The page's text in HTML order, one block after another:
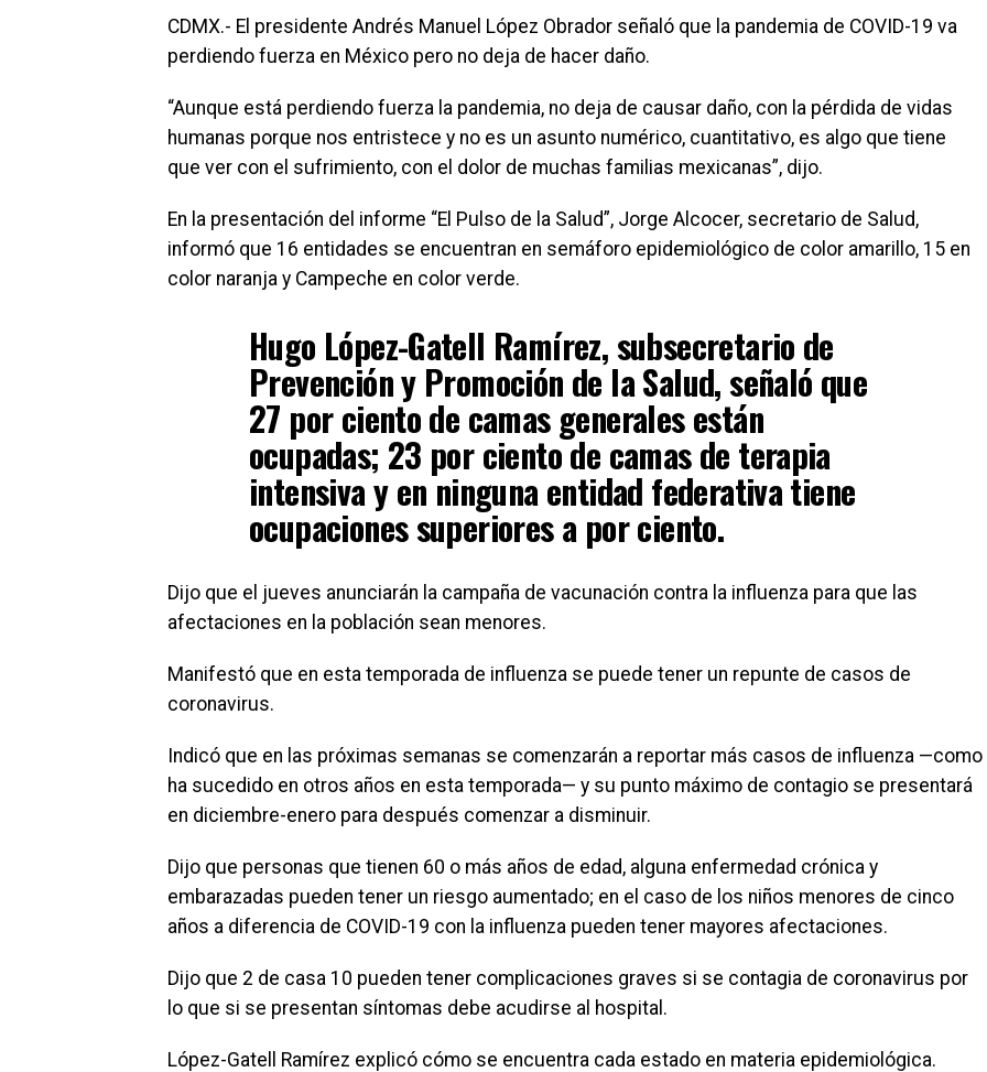
CDMX.- El presidente Andrés Manuel López Obrador señaló que la pandemia de COVID-19 va
perdiendo fuerza en México pero no deja de hacer daño.
“Aunque está perdiendo fuerza la pandemia, no deja de causar daño, con la pérdida de vidas
humanas porque nos entristece y no es un asunto numérico, cuantitativo, es algo que tiene
que ver con el sufrimiento, con el dolor de muchas familias mexicanas”, dijo.
En la presentación del informe “El Pulso de la Salud”, Jorge Alcocer, secretario de Salud,
informó que 16 entidades se encuentran en semáforo epidemiológico de color amarillo, 15 en
color naranja y Campeche en color verde.
Hugo López-Gatell Ramírez, subsecretario de
Prevención y Promoción de la Salud, señaló que
27 por ciento de camas generales están
ocupadas; 23 por ciento de camas de terapia
intensiva y en ninguna entidad federativa tiene
ocupaciones superiores a por ciento.
Dijo que el jueves anunciarán la campaña de vacunación contra la influenza para que las
afectaciones en la población sean menores.
Manifestó que en esta temporada de influenza se puede tener un repunte de casos de
coronavirus.
Indicó que en las próximas semanas se comenzarán a reportar más casos de influenza —como
ha sucedido en otros años en esta temporada— y su punto máximo de contagio se presentará
en diciembre-enero para después comenzar a disminuir.
Dijo que personas que tienen 60 o más años de edad, alguna enfermedad crónica y
embarazadas pueden tener un riesgo aumentado; en el caso de los niños menores de cinco
años a diferencia de COVID-19 con la influenza pueden tener mayores afectaciones.
Dijo que 2 de casa 10 pueden tener complicaciones graves si se contagia de coronavirus por
lo que si se presentan síntomas debe acudirse al hospital.
López-Gatell Ramírez explicó cómo se encuentra cada estado en materia epidemiológica.